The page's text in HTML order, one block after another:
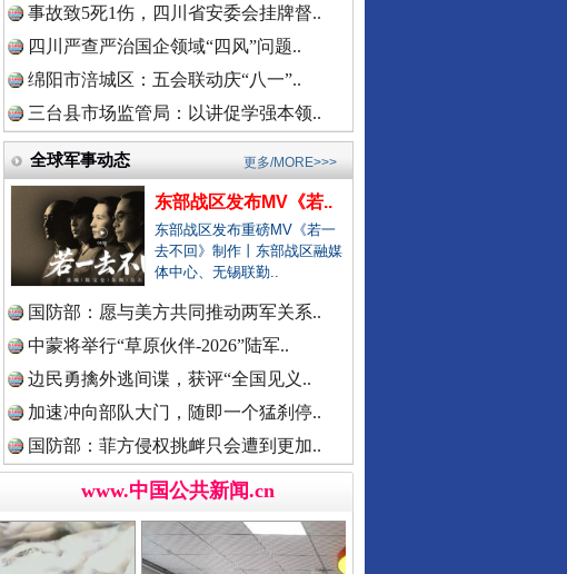
贵州贵定通报"洛北河伴漂服务"..
衡水通报安平志臻中学相关情况
河南通报“三支一扶”高分争议
武汉大学口腔医院通报女子正颌..
销售毒性中药材，亳州连夜通报
官方通报“楼盘雕花侵权LV被起..
医院对未成年实施终止妊娠手术..
广西一女流浪汉怀孕？当地辟谣
一救护车在批发市场卸载水果？
贾平凹之女贾浅浅硕士学位被撤..
一国企董事长被曝办公室收礼金
被曝非法地磅后，章贡连夜调查
女职工生育津贴申领一年未发放
接群众反映后，运城市连夜排查
洪雅县同一楼盘测绘数据疑造假
“民办学校竹子学校举办方代表..
官方通报中学教师坠楼事件：当..
余华英二审被判死刑
外交部发布重磅视频
事故致5死1伤，四川省安委会挂牌督..
四川严查严治国企领域“四风”问题..
绵阳市涪城区：五会联动庆“八一”..
三台县市场监管局：以讲促学强本领..
全球军事动态
东部战区发布MV《若..
东部战区发布重磅MV《若一
去不回》制作丨东部战区融媒
体中心、无锡联勤..
国防部：愿与美方共同推动两军关系..
中蒙将举行“草原伙伴-2026”陆军..
边民勇擒外逃间谍，获评“全国见义..
加速冲向部队大门，随即一个猛刹停..
国防部：菲方侵权挑衅只会遭到更加..
更多/MORE>>>
www.中国公共新闻.cn